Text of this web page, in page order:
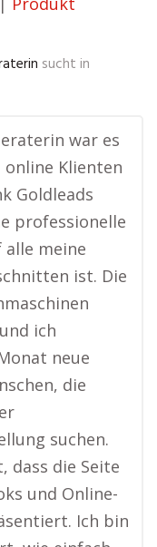
sucht in
war es
Klienten
Goldleads
professionelle
alle meine
ist. Die
ich
neue
die
suchen.
dass die Seite
und Online-
Ich bin